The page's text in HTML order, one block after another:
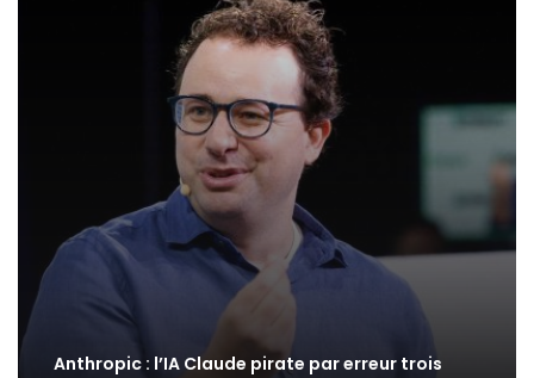
Anthropic : l’IA Claude pirate par erreur trois